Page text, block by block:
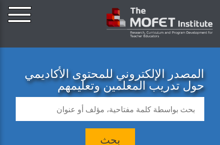
المصدر الإلكتروني للمحتوى الأكاديمي
حول تدريب المعلمين وتعليمهم
بحث